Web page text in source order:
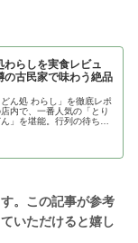
わらしを実食レビュ
の古民家で味わう絶品
ん処 わらし」を徹底レポ
内で、一番人気の「とり
」を堪能。行列の待ち時